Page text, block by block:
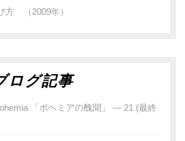
方 （2009年）
ログ記事
「ボヘミアの醜聞」 — 21 (最終